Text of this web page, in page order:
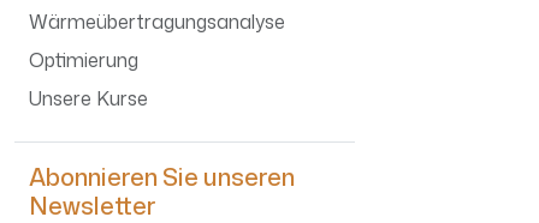
Wärmeübertragungsanalyse
Optimierung
Unsere Kurse
Abonnieren Sie unseren
Newsletter